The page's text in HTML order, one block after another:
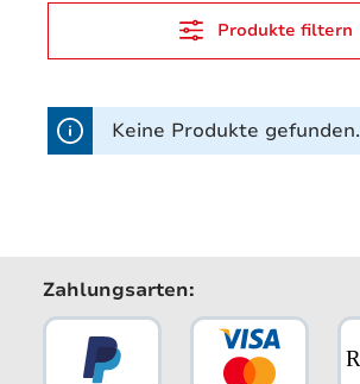
Produkte filtern
Keine Produkte gefunden.
Zahlungsarten: